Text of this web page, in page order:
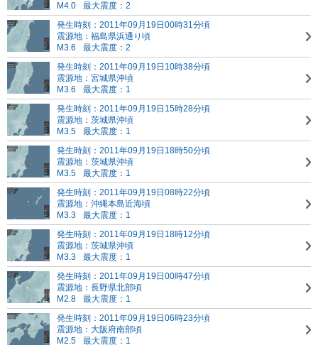
M4.0
最大震度：2
発生時刻：2011年09月19日00時31分頃
震源地：福島県浜通り頃
M3.6
最大震度：2
発生時刻：2011年09月19日10時38分頃
震源地：宮城県沖頃
M3.6
最大震度：1
発生時刻：2011年09月19日15時28分頃
震源地：茨城県沖頃
M3.5
最大震度：1
発生時刻：2011年09月19日18時50分頃
震源地：茨城県沖頃
M3.5
最大震度：1
発生時刻：2011年09月19日08時22分頃
震源地：沖縄本島近海頃
M3.3
最大震度：1
発生時刻：2011年09月19日18時12分頃
震源地：茨城県沖頃
M3.3
最大震度：1
発生時刻：2011年09月19日00時47分頃
震源地：長野県北部頃
M2.8
最大震度：1
発生時刻：2011年09月19日06時23分頃
震源地：大阪府南部頃
M2.5
最大震度：1